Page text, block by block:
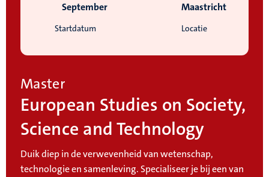
Startdatum
September
Locatie
Maastricht
Master
European Studies on Society,
Science and Technology
Duik diep in de verwevenheid van wetenschap,
technologie en samenleving. Specialiseer je bij een van